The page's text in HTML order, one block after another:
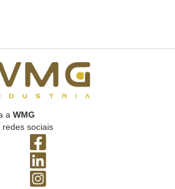
a WMG
redes sociais